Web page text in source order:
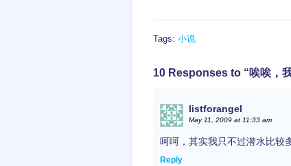
Tags: 小说
10 Responses to “唉唉，
listforangel
May 11, 2009 at 11:33 am
呵呵，其实我只不过潜水比较
Reply